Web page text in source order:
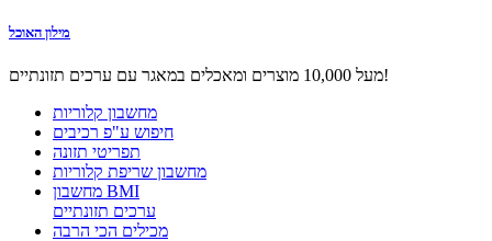
מילון האוכל
מעל 10,000 מוצרים ומאכלים במאגר עם ערכים תזונתיים!
מחשבון קלוריות
חיפוש ע"פ רכיבים
תפריטי תזונה
מחשבון שריפת קלוריות
מחשבון BMI
ערכים תזונתיים
מכילים הכי הרבה